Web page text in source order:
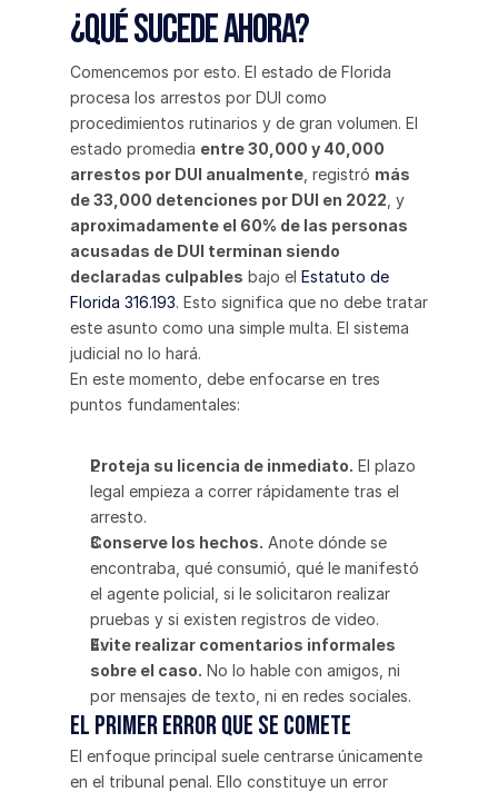
¿Qué sucede ahora?
Comencemos por esto. El estado de Florida
procesa los arrestos por DUI como
procedimientos rutinarios y de gran volumen. El
estado promedia entre 30,000 y 40,000
arrestos por DUI anualmente, registró más
de 33,000 detenciones por DUI en 2022
, y
aproximadamente el 60% de las personas
acusadas de DUI terminan siendo
declaradas culpables bajo el Estatuto de
Florida 316.193. Esto significa que no debe tratar
este asunto como una simple multa. El sistema
judicial no lo hará.
En este momento, debe enfocarse en tres
puntos fundamentales:
Proteja su licencia de inmediato. El plazo
legal empieza a correr rápidamente tras el
arresto.
Conserve los hechos. Anote dónde se
encontraba, qué consumió, qué le manifestó
el agente policial, si le solicitaron realizar
pruebas y si existen registros de video.
Evite realizar comentarios informales
sobre el caso. No lo hable con amigos, ni
por mensajes de texto, ni en redes sociales.
El primer error que se comete
El enfoque principal suele centrarse únicamente
en el tribunal penal. Ello constituye un error